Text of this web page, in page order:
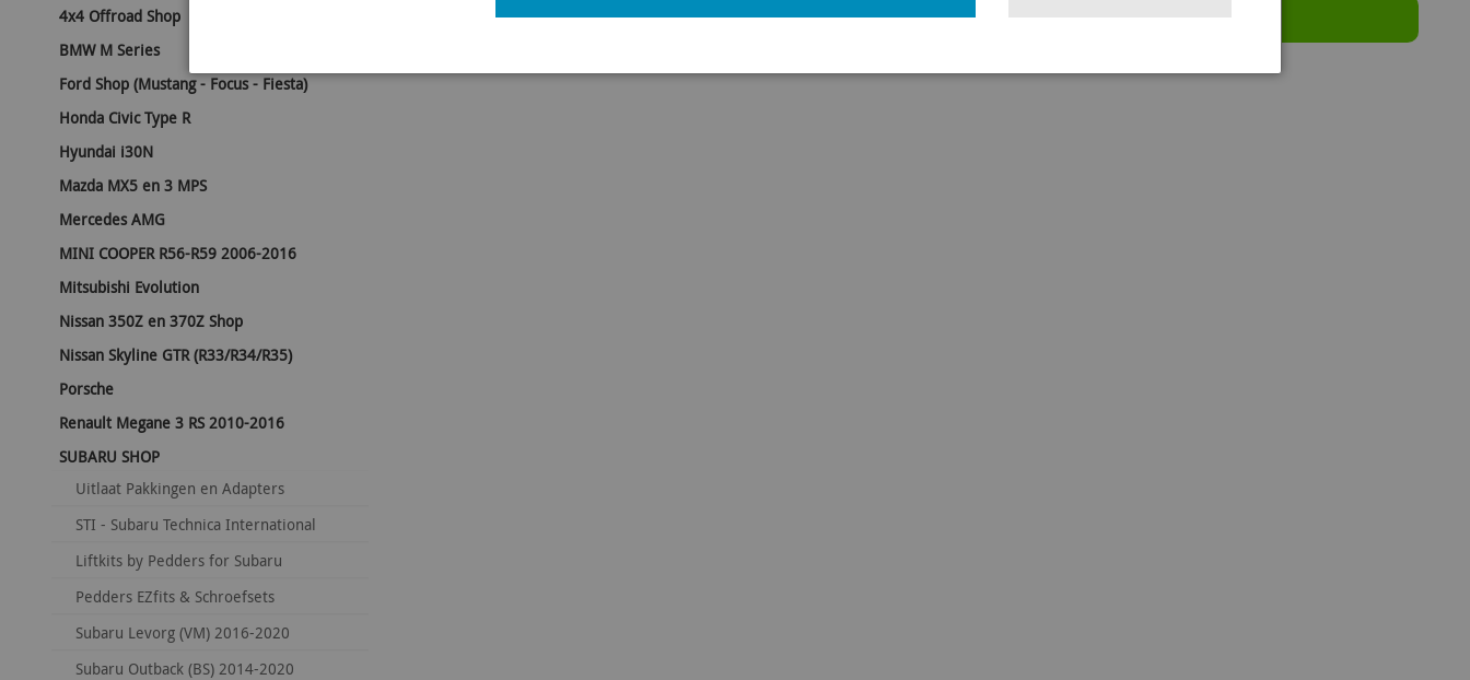
4x4 Offroad Shop
BMW M Series
Ford Shop (Mustang - Focus - Fiesta)
Honda Civic Type R
Hyundai i30N
Mazda MX5 en 3 MPS
Mercedes AMG
MINI COOPER R56-R59 2006-2016
Mitsubishi Evolution
Nissan 350Z en 370Z Shop
Nissan Skyline GTR (R33/R34/R35)
Porsche
Renault Megane 3 RS 2010-2016
SUBARU SHOP
Uitlaat Pakkingen en Adapters
STI - Subaru Technica International
Liftkits by Pedders for Subaru
Pedders EZfits & Schroefsets
Subaru Levorg (VM) 2016-2020
Subaru Outback (BS) 2014-2020
Gebruik het filter menu om snel het juiste product te vinden.